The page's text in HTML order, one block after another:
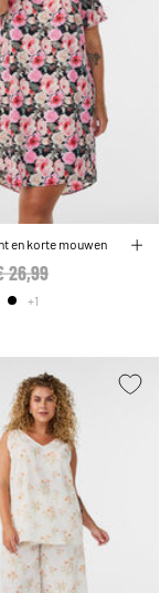
en korte mouwen
reduced from
26,99
+1